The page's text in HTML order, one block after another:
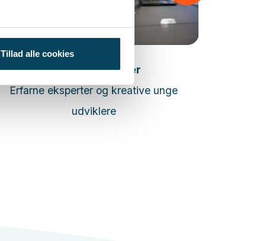
Tillad alle cookies
Læs mere
Udviklingspartner
Erfarne eksperter og kreative unge
udviklere